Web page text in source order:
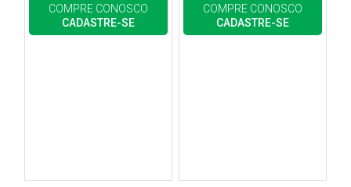
COMPRE CONOSCO
CADASTRE-SE
COMPRE CONOSCO
CADASTRE-SE